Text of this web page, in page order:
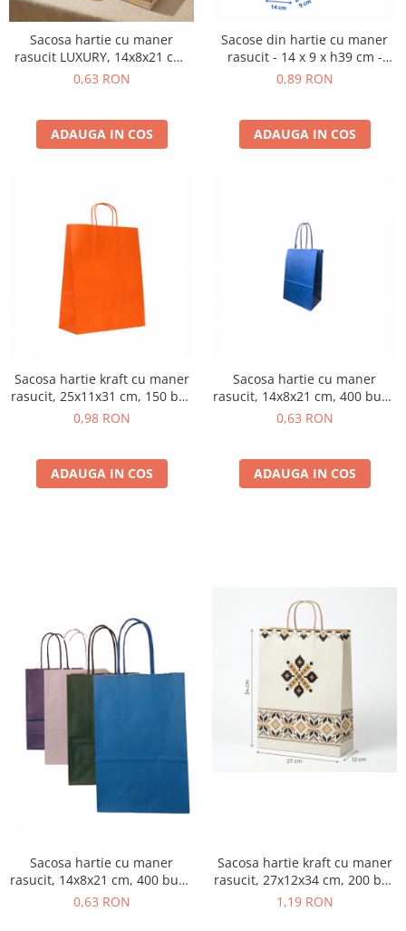
Sacosa hartie cu maner
rasucit LUXURY, 14x8x21 cm,
400 buc - ROSU
0,63 RON
ADAUGA IN COS
Sacose din hartie cu maner
rasucit - 14 x 9 x h39 cm -
NATUR
0,89 RON
ADAUGA IN COS
Sacosa hartie kraft cu maner
rasucit, 25x11x31 cm, 150 buc
- PORTOCALIU
0,98 RON
ADAUGA IN COS
Sacosa hartie cu maner
rasucit, 14x8x21 cm, 400 buc -
ALBASTRU INCHIS
0,63 RON
ADAUGA IN COS
Sacosa hartie cu maner
rasucit, 14x8x21 cm, 400 buc -
ALBASTRU DESCHIS
0,63 RON
Sacosa hartie kraft cu maner
rasucit, 27x12x34 cm, 200 buc
- TRADITIONAL
1,19 RON